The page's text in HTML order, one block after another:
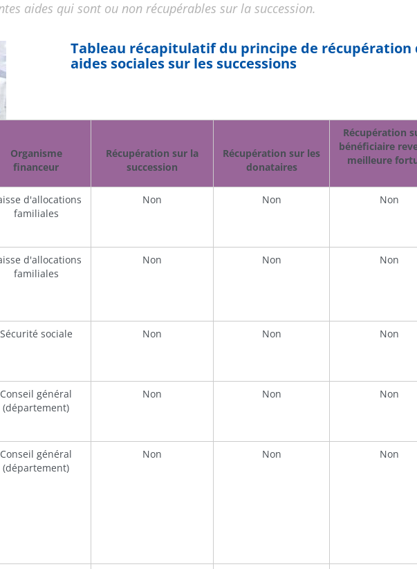
aides qui sont ou non récupérables sur la succession.
Tableau récapitulatif du principe de récupération
aides sociales sur les successions
Organisme
financeur
Récupération sur la
succession
Récupération sur les
donataires
Récupération
bénéficiaire
meilleure
d'allocations
familiales
Non Non Non
d'allocations
familiales
Non Non Non
Sécurité sociale Non Non Non
Conseil général
(département)
Non Non Non
Conseil général
(département)
Non Non Non